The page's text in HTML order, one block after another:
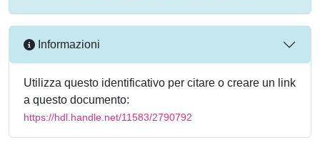
Informazioni
Utilizza questo identificativo per citare o creare un link
a questo documento:
https://hdl.handle.net/11583/2790792